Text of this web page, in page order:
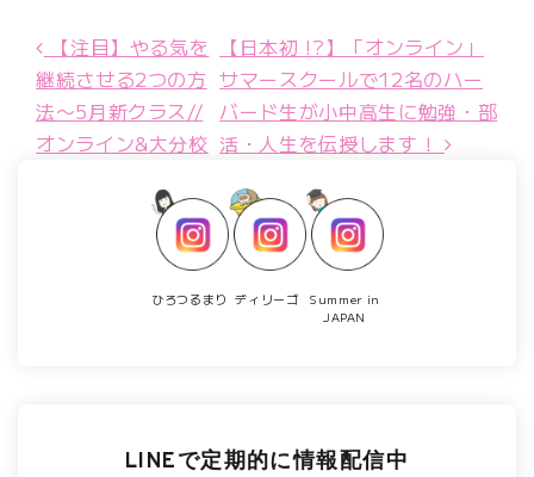
投稿ナビゲーション
【注目】やる気を
継続させる2つの方
法〜5月新クラス//
オンライン&大分校
【日本初 !?】「オンライン」
サマースクールで12名のハー
バード生が小中高生に勉強・部
活・人生を伝授します！
ひろつるまり ディリーゴ
Summer in
JAPAN
LINEで定期的に情報配信中